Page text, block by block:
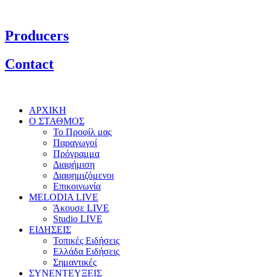
Producers
Contact
ΑΡΧΙΚΗ
Ο ΣΤΑΘΜΟΣ
Το Προφίλ μας
Παραγωγοί
Πρόγραμμα
Διαφήμιση
Διαφημιζόμενοι
Επικοινωνία
MELODIA LIVE
Άκουσε LIVE
Studio LIVE
ΕΙΔΗΣΕΙΣ
Τοπικές Ειδήσεις
Ελλάδα Ειδήσεις
Σημαντικές
ΣΥΝΕΝΤΕΥΞΕΙΣ